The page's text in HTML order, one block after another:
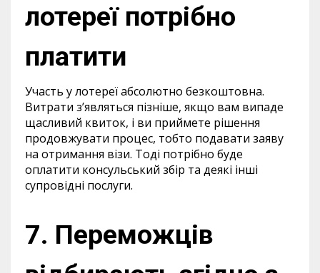
лотереї потрібно
платити
Участь у лотереї абсолютно безкоштовна.
Витрати з’являться пізніше, якщо вам випаде
щасливий квиток, і ви приймете рішення
продовжувати процес, тобто подавати заяву
на отримання візи. Тоді потрібно буде
оплатити консульський збір та деякі інші
супровідні послуги.
7. Переможців